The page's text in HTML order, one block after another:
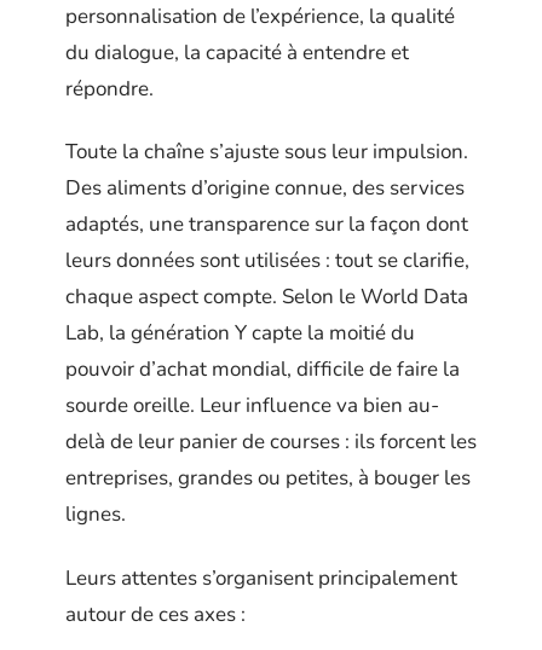
personnalisation de l’expérience, la qualité
du dialogue, la capacité à entendre et
répondre.
Toute la chaîne s’ajuste sous leur impulsion.
Des aliments d’origine connue, des services
adaptés, une transparence sur la façon dont
leurs données sont utilisées : tout se clarifie,
chaque aspect compte. Selon le World Data
Lab, la génération Y capte la moitié du
pouvoir d’achat mondial, difficile de faire la
sourde oreille. Leur influence va bien au-
delà de leur panier de courses : ils forcent les
entreprises, grandes ou petites, à bouger les
lignes.
Leurs attentes s’organisent principalement
autour de ces axes :